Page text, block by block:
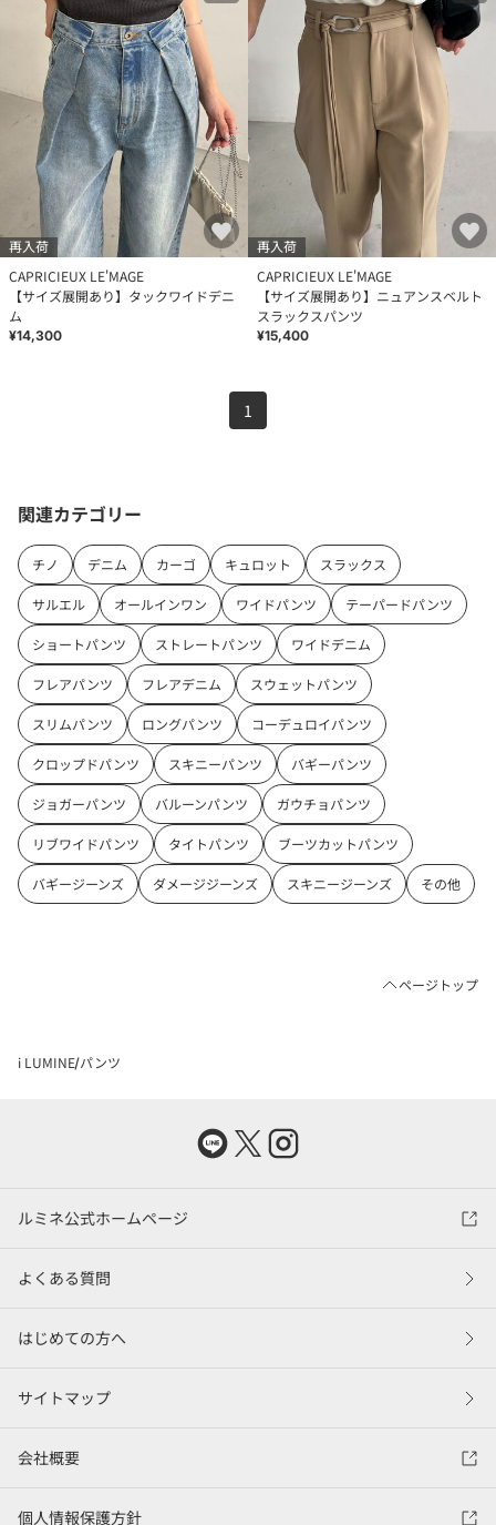
再入荷
CAPRICIEUX LE'MAGE
【サイズ展開あり】タックワイドデニ
ム
¥14,300
再入荷
CAPRICIEUX LE'MAGE
【サイズ展開あり】ニュアンスベルト
スラックスパンツ
¥15,400
1
関連カテゴリー
チノ デニム カーゴ キュロット スラックス
サルエル オールインワン ワイドパンツ テーパードパンツ
ショートパンツ ストレートパンツ ワイドデニム
フレアパンツ フレアデニム スウェットパンツ
スリムパンツ ロングパンツ コーデュロイパンツ
クロップドパンツ スキニーパンツ バギーパンツ
ジョガーパンツ バルーンパンツ ガウチョパンツ
リブワイドパンツ タイトパンツ ブーツカットパンツ
バギージーンズ ダメージジーンズ スキニージーンズ その他
ページトップ
i LUMINE パンツ
ルミネ公式ホームページ
よくある質問
はじめての方へ
サイトマップ
会社概要
個人情報保護方針